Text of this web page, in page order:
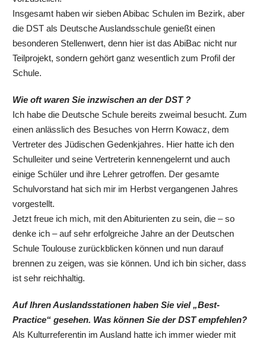
Insgesamt haben wir sieben Abibac Schulen im Bezirk, aber
die DST als Deutsche Auslandsschule genießt einen
besonderen Stellenwert, denn hier ist das AbiBac nicht nur
Teilprojekt, sondern gehört ganz wesentlich zum Profil der
Schule.
Wie oft waren Sie inzwischen an der DST ?
Ich habe die Deutsche Schule bereits zweimal besucht. Zum
einen anlässlich des Besuches von Herrn Kowacz, dem
Vertreter des Jüdischen Gedenkjahres. Hier hatte ich den
Schulleiter und seine Vertreterin kennengelernt und auch
einige Schüler und ihre Lehrer getroffen. Der gesamte
Schulvorstand hat sich mir im Herbst vergangenen Jahres
vorgestellt.
Jetzt freue ich mich, mit den Abiturienten zu sein, die – so
denke ich – auf sehr erfolgreiche Jahre an der Deutschen
Schule Toulouse zurückblicken können und nun darauf
brennen zu zeigen, was sie können. Und ich bin sicher, dass
ist sehr reichhaltig.
Auf Ihren Auslandsstationen haben Sie viel „Best-
Practice“ gesehen. Was können Sie der DST empfehlen?
Als Kulturreferentin im Ausland hatte ich immer wieder mit